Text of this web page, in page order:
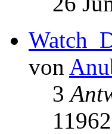
von
3
11962